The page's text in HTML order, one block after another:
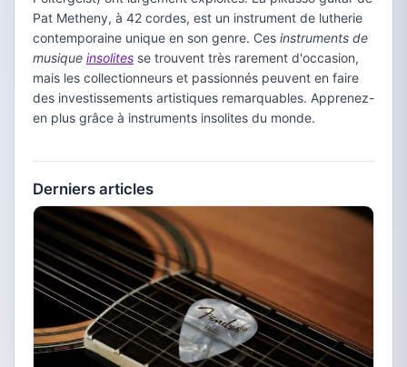
Pat Metheny, à 42 cordes, est un instrument de lutherie
contemporaine unique en son genre. Ces instruments de
musique insolites se trouvent très rarement d'occasion,
mais les collectionneurs et passionnés peuvent en faire
des investissements artistiques remarquables. Apprenez-
en plus grâce à instruments insolites du monde.
Derniers articles